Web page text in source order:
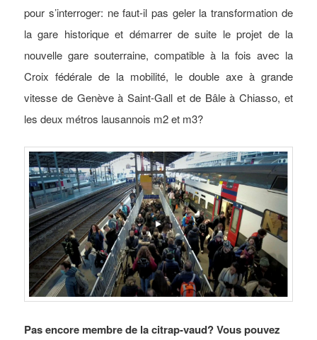
pour s’interroger: ne faut-il pas geler la transformation de
la gare historique et démarrer de suite le projet de la
nouvelle gare souterraine, compatible à la fois avec la
Croix fédérale de la mobilité, le double axe à grande
vitesse de Genève à Saint-Gall et de Bâle à Chiasso, et
les deux métros lausannois m2 et m3?
Pas encore membre de la citrap-vaud? Vous pouvez